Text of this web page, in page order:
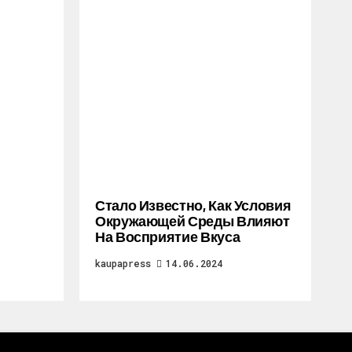
Стало Известно, Как Условия
Окружающей Среды Влияют
На Восприятие Вкуса
kaupapress 14.06.2024